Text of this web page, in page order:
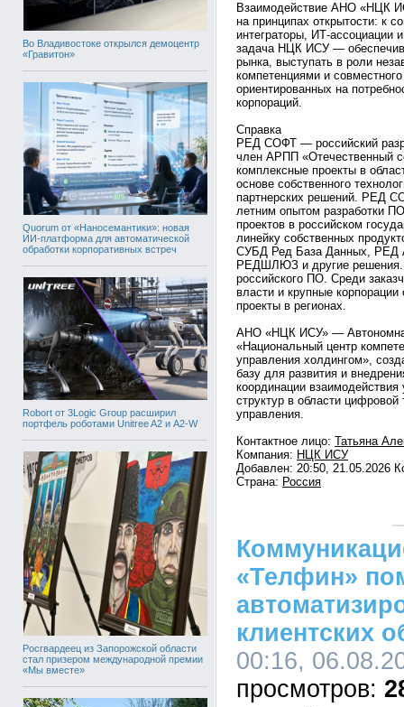
Во Владивостоке открылся демоцентр
«Гравитон»
Quorum от «Наносемантики»: новая
ИИ-платформа для автоматической
обработки корпоративных встреч
Robort от 3Logic Group расширил
портфель роботами Unitree A2 и A2-W
Росгвардеец из Запорожской области
стал призером международной премии
«Мы вместе»
Взаимодействие АНО «НЦК
на принципах открытости: к
интеграторы, ИТ-ассоциации
задача НЦК ИСУ —
рынка, выступать в роли
компетенциями и
ориентированных на
корпораций.
Справка
РЕД СОФТ — российский
член АРПП «Отечественный
комплексные проекты в
основе собственного
партнерских решений. РЕД
летним опытом разработки
проектов в российском
линейку собственных
СУБД Ред База Данных, РЕД
РЕДШЛЮЗ и другие
российского ПО. Среди
власти и крупные
проекты в регионах.
АНО «НЦК ИСУ» —
«Национальный центр
управления холдингом»,
базу для развития и
координации
структур в области
управления.
Контактное лицо: Татьяна
Компания: НЦК ИСУ
Добавлен: 20:50, 21.05.2026
Страна: Россия
«Телфин»
клиентских
00:16,